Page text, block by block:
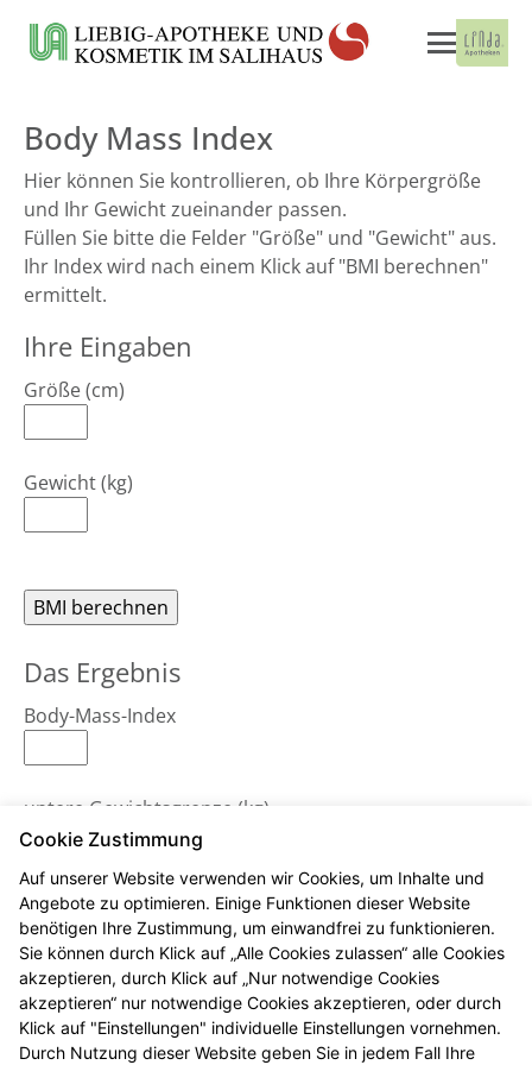
Body Mass Index
Hier können Sie kontrollieren, ob Ihre Körpergröße
und Ihr Gewicht zueinander passen.
Füllen Sie bitte die Felder "Größe" und "Gewicht" aus.
Ihr Index wird nach einem Klick auf "BMI berechnen"
ermittelt.
Ihre Eingaben
Größe (cm)
Gewicht (kg)
Das Ergebnis
Body-Mass-Index
untere Gewichtsgrenze (kg)
obere Gewichtsgrenze (kg)
Bemerkungen
Cookie Zustimmung
Auf unserer Website verwenden wir Cookies, um Inhalte und
Angebote zu optimieren. Einige Funktionen dieser Website
benötigen Ihre Zustimmung, um einwandfrei zu funktionieren.
Sie können durch Klick auf „Alle Cookies zulassen“ alle Cookies
akzeptieren, durch Klick auf „Nur notwendige Cookies
akzeptieren“ nur notwendige Cookies akzeptieren, oder durch
Klick auf "Einstellungen" individuelle Einstellungen vornehmen.
Durch Nutzung dieser Website geben Sie in jedem Fall Ihre